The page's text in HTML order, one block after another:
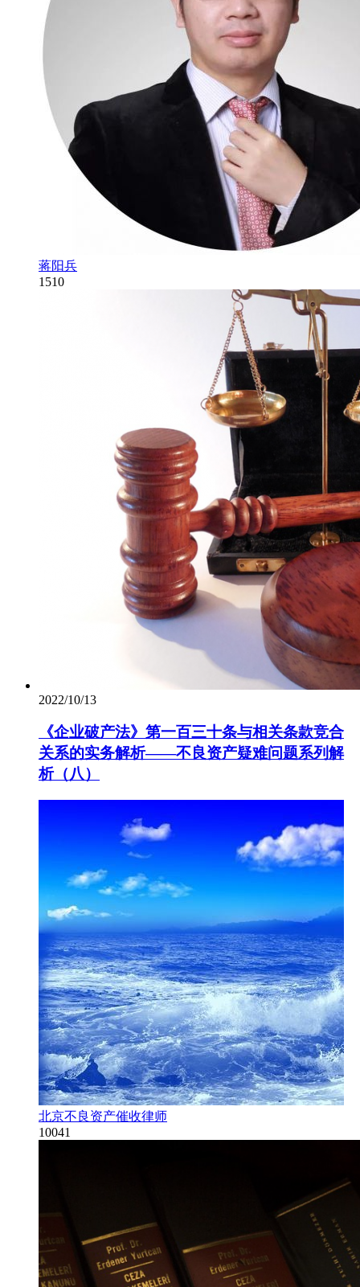
蒋阳兵
1510
2022/10/13
《企业破产法》第一百三十条与相关条款竞合
关系的实务解析——不良资产疑难问题系列解
析（八）
北京不良资产催收律师
10041